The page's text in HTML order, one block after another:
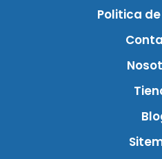
Politica